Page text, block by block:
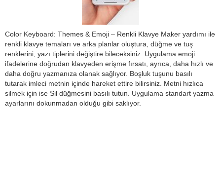
Color Keyboard: Themes & Emoji – Renkli Klavye Maker yardımı ile
renkli klavye temaları ve arka planlar oluştura, düğme ve tuş
renklerini, yazı tiplerini değiştire bileceksiniz. Uygulama emoji
ifadelerine doğrudan klavyeden erişme fırsatı, ayrıca, daha hızlı ve
daha doğru yazmanıza olanak sağlıyor. Boşluk tuşunu basılı
tutarak imleci metnin içinde hareket ettire bilirsiniz. Metni hızlıca
silmek için ise Sil düğmesini basılı tutun. Uygulama standart yazma
ayarlarını dokunmadan olduğu gibi saklıyor.